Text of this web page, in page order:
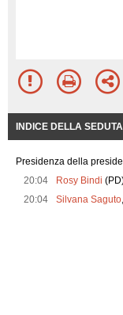
INDICE DELLA SEDUTA
Presidenza della
20:04
Rosy Bindi
20:04
Silvana Saguto